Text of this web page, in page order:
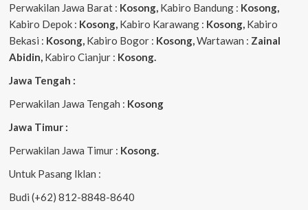
Perwakilan Jawa Barat : Kosong, Kabiro Bandung : Kosong,
Kabiro Depok : Kosong, Kabiro Karawang : Kosong, Kabiro
Bekasi : Kosong, Kabiro Bogor : Kosong, Wartawan : Zainal
Abidin, Kabiro Cianjur : Kosong.
Jawa Tengah :
Perwakilan Jawa Tengah : Kosong
Jawa Timur :
Perwakilan Jawa Timur : Kosong.
Untuk Pasang Iklan :
Budi (+62) 812-8848-8640